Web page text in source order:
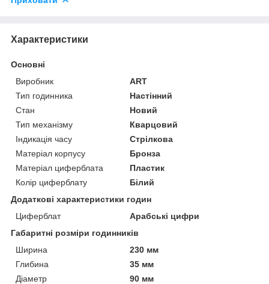
Характеристики
Основні
Виробник
ART
Тип годинника
Настінний
Стан
Новий
Тип механізму
Кварцовий
Індикація часу
Стрілкова
Матеріал корпусу
Бронза
Матеріал циферблата
Пластик
Колір циферблату
Білий
Додаткові характеристики годин
Циферблат
Арабські цифри
Габаритні розміри годинників
Ширина
230 мм
Глибина
35 мм
Діаметр
90 мм